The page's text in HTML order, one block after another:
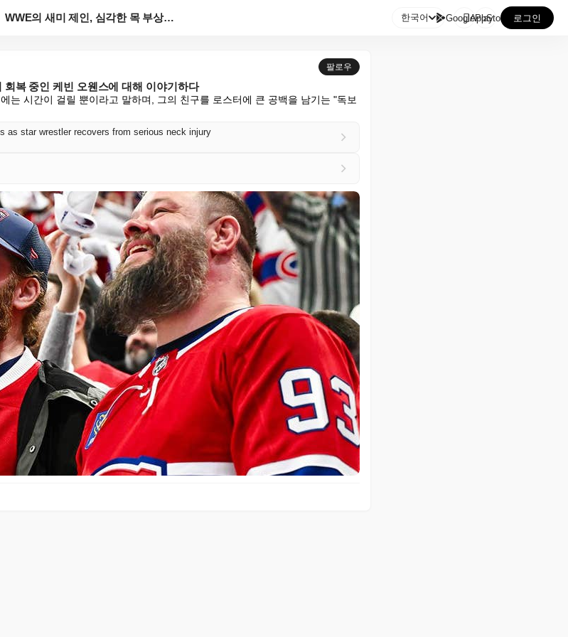
WWE의 새미 제인, 심각한 목 부상에서 회복 중인 케... 한국어 GooglePlay
AppStore 로그인
팔로우
복 중인 케빈 오웬스에 대해 이야기하다
는 시간이 걸릴 뿐이라고 말하며, 그의 친구를 로스터에 큰 공백을 남기는 "독보
as star wrestler recovers from serious neck injury